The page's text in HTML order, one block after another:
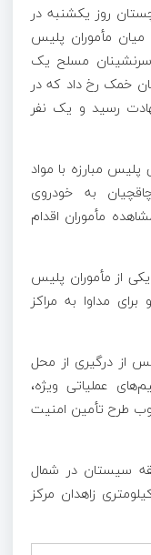
روز یکشنبه در
میان مأموران پلیس
مسلح یک
حوالی دهستان خمک رخ داد که در
رسید و یک نفر
مبارزه با مواد
به خودروی
مأموران اقدام
یکی از مأموران پلیس
مداوا به مراکز
از درگیری از محل
عملیاتی ویژه،
طرح تأمین امنیت
سیستان در شمال
و بلوچستان و در فاصله ۲۰۰ کیلومتری زاهدان مرکز